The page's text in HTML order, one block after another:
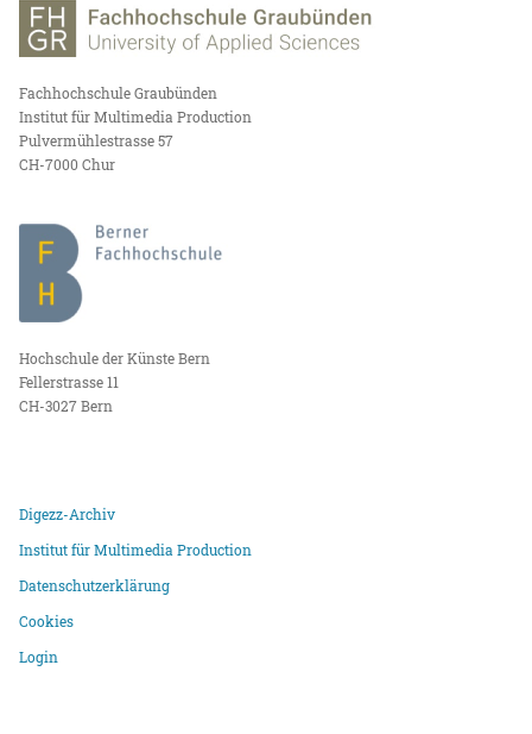
Fachhochschule Graubünden
Institut für Multimedia Production
Pulvermühlestrasse 57
CH-7000 Chur
Hochschule der Künste Bern
Fellerstrasse 11
CH-3027 Bern
Digezz-Archiv
Institut für Multimedia Production
Datenschutzerklärung
Cookies
Login